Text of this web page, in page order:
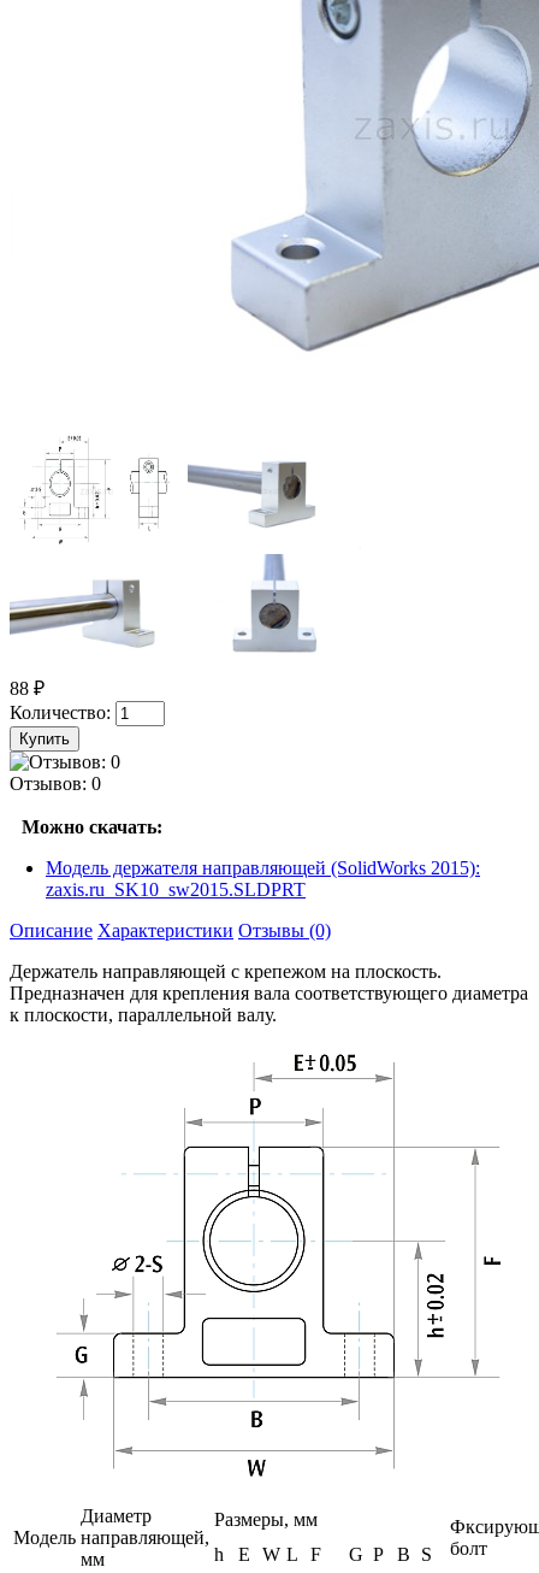
88 ₽
Количество:
Отзывов: 0
Можно скачать:
Модель держателя направляющей (SolidWorks 2015):
zaxis.ru_SK10_sw2015.SLDPRT
Описание Характеристики Отзывы (0)
Держатель направляющей с крепежом на плоскость.
Предназначен для крепления вала соответствующего диаметра
к плоскости, параллельной валу.
Модель
Диаметр
направляющей,
мм
Размеры, мм
болт
h E W L F G P B
S